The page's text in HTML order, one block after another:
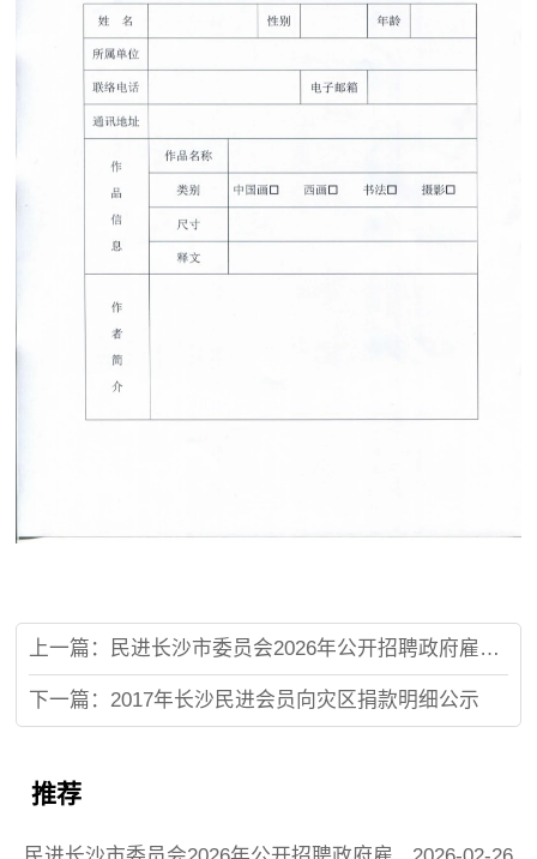
上一篇：民进长沙市委员会2026年公开招聘政府雇员（驾驶员）简章
下一篇：2017年长沙民进会员向灾区捐款明细公示
推荐